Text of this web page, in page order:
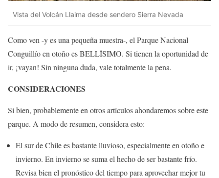
Vista del Volcán Llaima desde sendero Sierra Nevada
Como ven -y es una pequeña muestra-, el Parque Nacional
Conguillío en otoño es BELLÍSIMO. Si tienen la oportunidad de
ir, ¡vayan! Sin ninguna duda, vale totalmente la pena.
CONSIDERACIONES
Si bien, probablemente en otros artículos ahondaremos sobre este
parque. A modo de resumen, considera esto:
El sur de Chile es bastante lluvioso, especialmente en otoño e
invierno. En invierno se suma el hecho de ser bastante frío.
Revisa bien el pronóstico del tiempo para aprovechar mejor tu